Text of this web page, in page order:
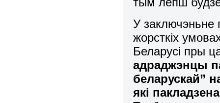
У заключэньне
жорсткіх
Беларусі пры
адраджэнцы
беларускай”
які